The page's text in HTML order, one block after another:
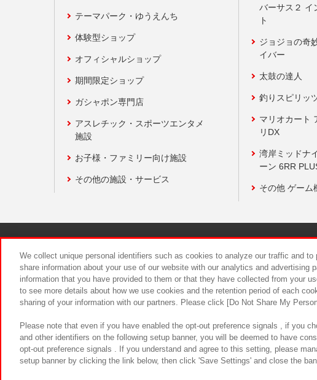
テーマパーク・ゆうえんち
体験型ショップ
オフィシャルショップ
期間限定ショップ
ガシャポン専門店
アスレチック・スポーツエンタメ
施設
お子様・ファミリー向け施設
その他の施設・サービス
バーサス２ イ
ト
ジョジョの奇
イバー
太鼓の達人
釣りスピリッ
マリオカート
リDX
湾岸ミッドナ
ーン 6RR
その他 ゲーム
食品のご提供について
We collect unique personal identifiers such as cookies to analyze our traffic and to
share information about your use of our website with our analytics and advertising
information that you have provided to them or that they have collected from your
to see more details about how we use cookies and the retention period of each
sharing of your information with our partners. Please click [Do Not Share My
Please note that even if you have enabled the opt-out preference signals , if you
and other identifiers on the following setup banner, you will be deemed to have
opt-out preference signals . If you understand and agree to this setting, please
setup banner by clicking the link below, then click 'Save Settings' and close the